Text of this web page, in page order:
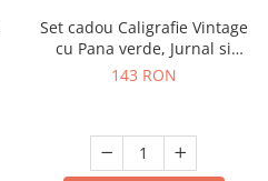
Set cadou Caligrafie Vintage
cu Pana verde, Jurnal si
Suport pentru stilou, 9 piese
143 RON